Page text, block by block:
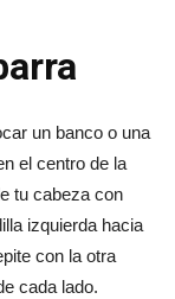
un banco o una
el centro de la
tu cabeza con
izquierda hacia
con la otra
cada lado.